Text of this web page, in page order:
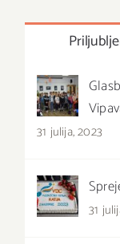
31 julija, 2023
31